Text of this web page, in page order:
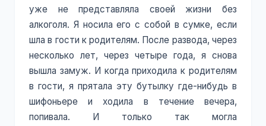
уже не представляла своей жизни без
алкоголя. Я носила его с собой в сумке, если
шла в гости к родителям. После развода, через
несколько лет, через четыре года, я снова
вышла замуж. И когда приходила к родителям
в гости, я прятала эту бутылку где-нибудь в
шифоньере и ходила в течение вечера,
попивала. И только так могла